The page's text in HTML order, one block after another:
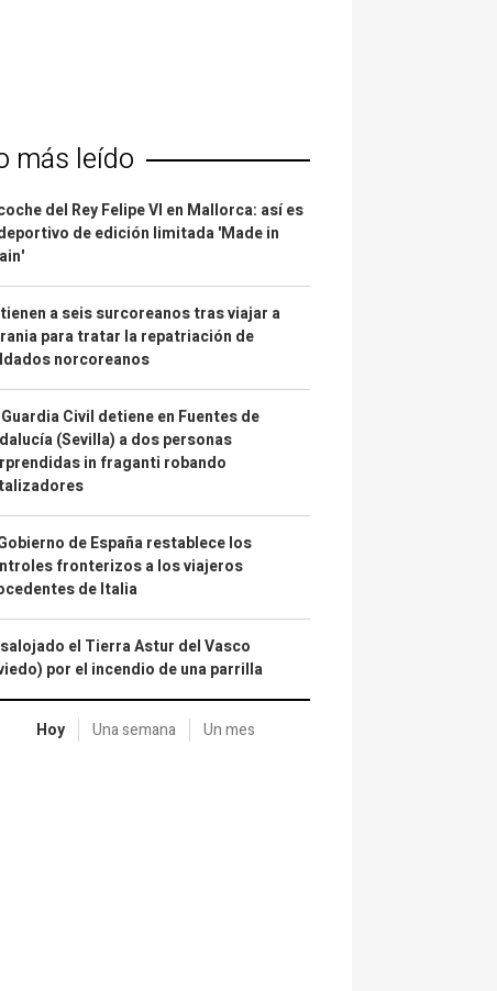
más leído
del Rey Felipe VI en Mallorca: así es
de edición limitada 'Made in
a seis surcoreanos tras viajar a
para tratar la repatriación de
norcoreanos
Civil detiene en Fuentes de
(Sevilla) a dos personas
in fraganti robando
de España restablece los
fronterizos a los viajeros
de Italia
el Tierra Astur del Vasco
por el incendio de una parrilla
Hoy Una semana Un mes